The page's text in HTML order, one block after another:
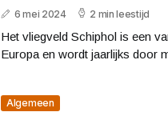
6 mei 2024 2 min leestijd
Het vliegveld Schiphol is een
Europa en wordt jaarlijks door
Algemeen